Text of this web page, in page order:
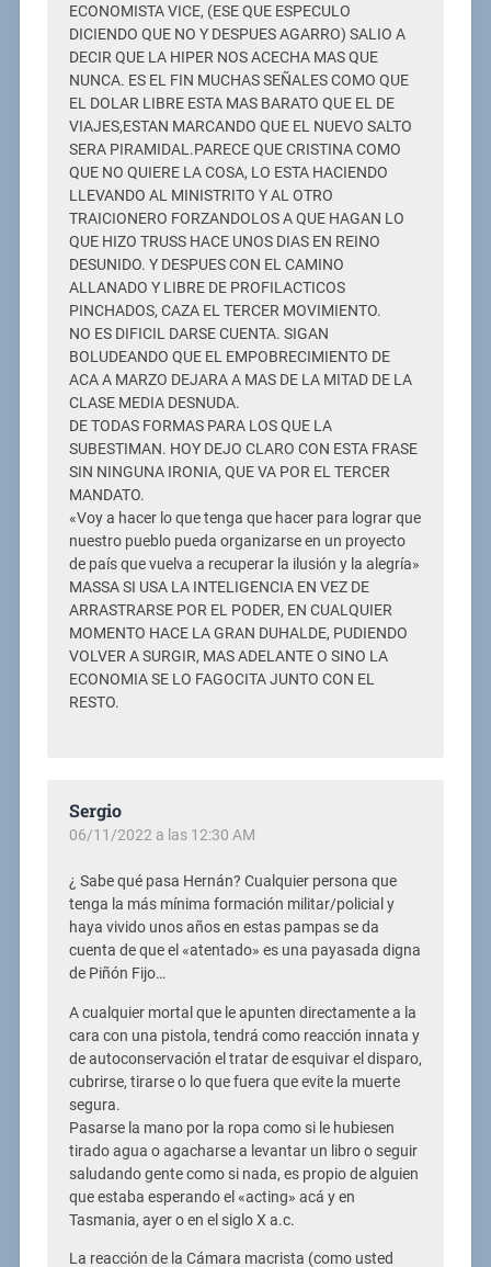
ECONOMISTA VICE, (ESE QUE ESPECULO
DICIENDO QUE NO Y DESPUES AGARRO) SALIO A
DECIR QUE LA HIPER NOS ACECHA MAS QUE
NUNCA. ES EL FIN MUCHAS SEÑALES COMO QUE
EL DOLAR LIBRE ESTA MAS BARATO QUE EL DE
VIAJES,ESTAN MARCANDO QUE EL NUEVO SALTO
SERA PIRAMIDAL.PARECE QUE CRISTINA COMO
QUE NO QUIERE LA COSA, LO ESTA HACIENDO
LLEVANDO AL MINISTRITO Y AL OTRO
TRAICIONERO FORZANDOLOS A QUE HAGAN LO
QUE HIZO TRUSS HACE UNOS DIAS EN REINO
DESUNIDO. Y DESPUES CON EL CAMINO
ALLANADO Y LIBRE DE PROFILACTICOS
PINCHADOS, CAZA EL TERCER MOVIMIENTO.
NO ES DIFICIL DARSE CUENTA. SIGAN
BOLUDEANDO QUE EL EMPOBRECIMIENTO DE
ACA A MARZO DEJARA A MAS DE LA MITAD DE LA
CLASE MEDIA DESNUDA.
DE TODAS FORMAS PARA LOS QUE LA
SUBESTIMAN. HOY DEJO CLARO CON ESTA FRASE
SIN NINGUNA IRONIA, QUE VA POR EL TERCER
MANDATO.
«Voy a hacer lo que tenga que hacer para lograr que
nuestro pueblo pueda organizarse en un proyecto
de país que vuelva a recuperar la ilusión y la alegría»
MASSA SI USA LA INTELIGENCIA EN VEZ DE
ARRASTRARSE POR EL PODER, EN CUALQUIER
MOMENTO HACE LA GRAN DUHALDE, PUDIENDO
VOLVER A SURGIR, MAS ADELANTE O SINO LA
ECONOMIA SE LO FAGOCITA JUNTO CON EL
RESTO.
Sergio
06/11/2022 a las 12:30 AM
¿ Sabe qué pasa Hernán? Cualquier persona que
tenga la más mínima formación militar/policial y
haya vivido unos años en estas pampas se da
cuenta de que el «atentado» es una payasada digna
de Piñón Fijo…
A cualquier mortal que le apunten directamente a la
cara con una pistola, tendrá como reacción innata y
de autoconservación el tratar de esquivar el disparo,
cubrirse, tirarse o lo que fuera que evite la muerte
segura.
Pasarse la mano por la ropa como si le hubiesen
tirado agua o agacharse a levantar un libro o seguir
saludando gente como si nada, es propio de alguien
que estaba esperando el «acting» acá y en
Tasmania, ayer o en el siglo X a.c.
La reacción de la Cámara macrista (como usted